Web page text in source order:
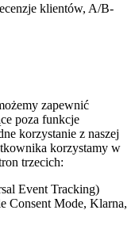
klientów, A/B-
zapewnić
poza funkcje
korzystanie z naszej
korzystamy w
trzecich:
Event Tracking)
Consent Mode, Klarna,